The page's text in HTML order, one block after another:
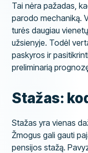
Tai nėra pažadas,
parodo mechaniką.
turės daugiau
užsienyje. Todėl
paskyros ir
preliminarią
Stažas:
Stažas yra vienas
Žmogus gali gauti
pensijos stažą.